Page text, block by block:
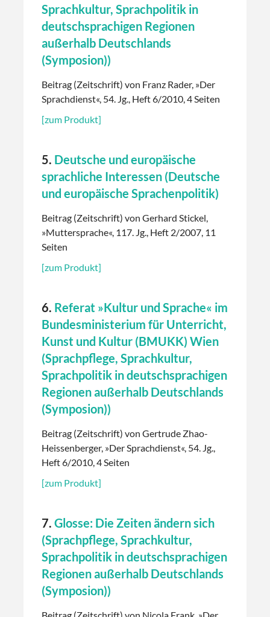
Sprachkultur, Sprachpolitik in
deutschsprachigen Regionen
außerhalb Deutschlands
(Symposion))
Beitrag (Zeitschrift) von Franz Rader, »Der
Sprachdienst«, 54. Jg., Heft 6/2010, 4 Seiten
[zum Produkt]
5. Deutsche und europäische
sprachliche Interessen (Deutsche
und europäische Sprachenpolitik)
Beitrag (Zeitschrift) von Gerhard Stickel,
»Muttersprache«, 117. Jg., Heft 2/2007, 11
Seiten
[zum Produkt]
6. Referat »Kultur und Sprache« im
Bundesministerium für Unterricht,
Kunst und Kultur (BMUKK) Wien
(Sprachpflege, Sprachkultur,
Sprachpolitik in deutschsprachigen
Regionen außerhalb Deutschlands
(Symposion))
Beitrag (Zeitschrift) von Gertrude Zhao-
Heissenberger, »Der Sprachdienst«, 54. Jg.,
Heft 6/2010, 4 Seiten
[zum Produkt]
7. Glosse: Die Zeiten ändern sich
(Sprachpflege, Sprachkultur,
Sprachpolitik in deutschsprachigen
Regionen außerhalb Deutschlands
(Symposion))
Beitrag (Zeitschrift) von Nicola Frank, »Der